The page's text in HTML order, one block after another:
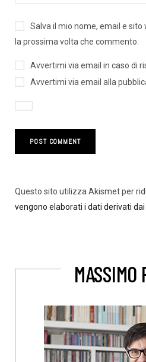
Salva il mio nome, email e
la prossima volta che commento.
Avvertimi via email in caso di
Avvertimi via email alla
Questo sito utilizza Akismet per
vengono elaborati i dati derivati
MASSIMO